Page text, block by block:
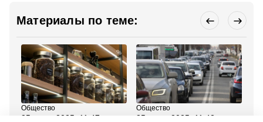
Материалы по теме:
Общество
25 июня 2025, 11:47
Общество
25 июня 2025, 11:42